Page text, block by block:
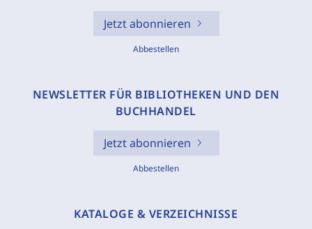
Jetzt abonnieren
Abbestellen
NEWSLETTER FÜR BIBLIOTHEKEN UND DEN
BUCHHANDEL
Jetzt abonnieren
Abbestellen
KATALOGE & VERZEICHNISSE